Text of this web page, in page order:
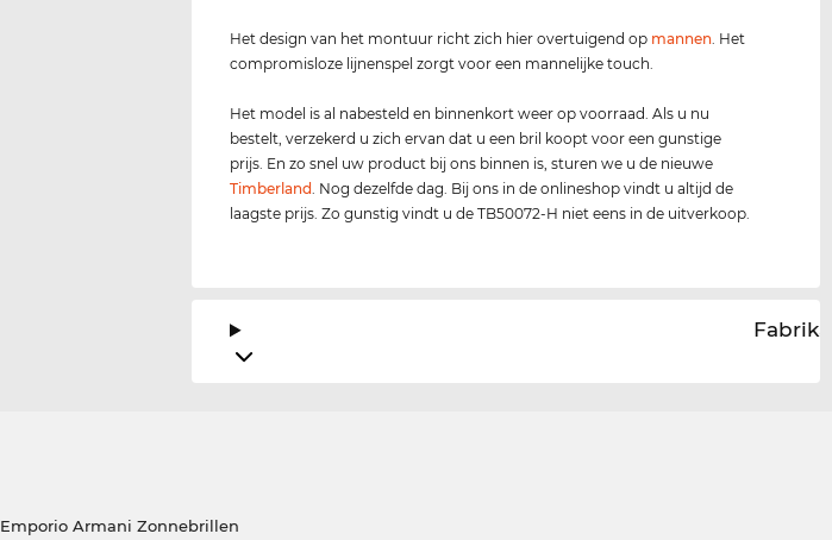
Het design van het montuur richt zich hier overtuigend op mannen. Het
compromisloze lijnenspel zorgt voor een mannelijke touch.
Het model is al nabesteld en binnenkort weer op voorraad. Als u nu
bestelt, verzekerd u zich ervan dat u een bril koopt voor een gunstige
prijs. En zo snel uw product bij ons binnen is, sturen we u de nieuwe
Timberland. Nog dezelfde dag. Bij ons in de onlineshop vindt u altijd de
laagste prijs. Zo gunstig vindt u de TB50072-H niet eens in de uitverkoop.
Emporio Armani Zonnebrillen